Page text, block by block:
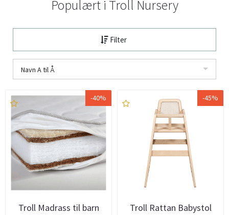
Populært i Troll Nursery
Filter
Navn A til Å
-40%
Troll Madrass til barn
-45%
Troll Rattan Babystol